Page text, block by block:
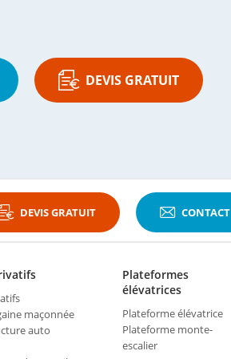
DEVIS GRATUIT
DEVIS GRATUIT CONTACT
maçonnée
auto
Plateformes
élévatrices
Plateforme élévatrice
Plateforme monte-
escalier